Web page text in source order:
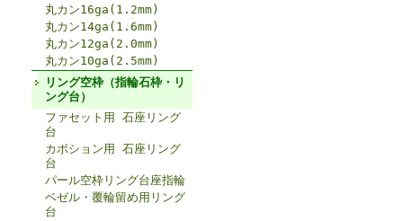
丸カン16ga(1.2mm)
丸カン14ga(1.6mm)
丸カン12ga(2.0mm)
丸カン10ga(2.5mm)
リング空枠（指輪石枠・リ
ング台）
ファセット用 石座リング
台
カボション用 石座リング
台
パール空枠リング台座指輪
ベゼル・覆輪留め用リング
台